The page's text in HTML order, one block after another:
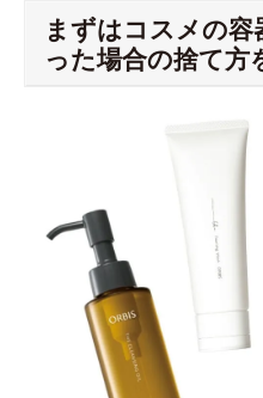
まずはコスメの容
った場合の捨て方